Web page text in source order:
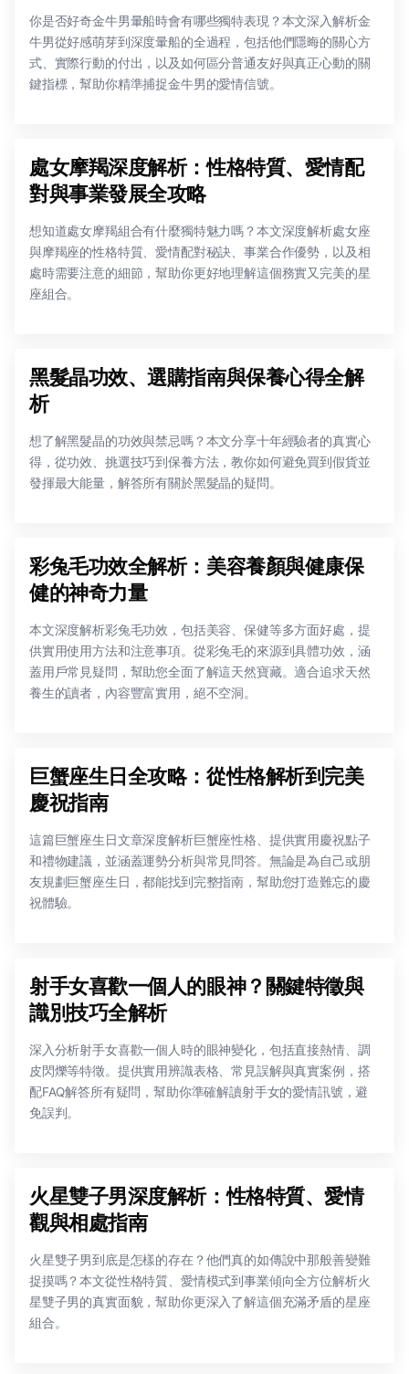
你是否好奇金牛男暈船時會有哪些獨特表現？本文深入解析金
牛男從好感萌芽到深度暈船的全過程，包括他們隱晦的關心方
式、實際行動的付出，以及如何區分普通友好與真正心動的關
鍵指標，幫助你精準捕捉金牛男的愛情信號。
處女摩羯深度解析：性格特質、愛情配
對與事業發展全攻略
想知道處女摩羯組合有什麼獨特魅力嗎？本文深度解析處女座
與摩羯座的性格特質、愛情配對秘訣、事業合作優勢，以及相
處時需要注意的細節，幫助你更好地理解這個務實又完美的星
座組合。
黑髮晶功效、選購指南與保養心得全解
析
想了解黑髮晶的功效與禁忌嗎？本文分享十年經驗者的真實心
得，從功效、挑選技巧到保養方法，教你如何避免買到假貨並
發揮最大能量，解答所有關於黑髮晶的疑問。
彩兔毛功效全解析：美容養顏與健康保
健的神奇力量
本文深度解析彩兔毛功效，包括美容、保健等多方面好處，提
供實用使用方法和注意事項。從彩兔毛的來源到具體功效，涵
蓋用戶常見疑問，幫助您全面了解這天然寶藏。適合追求天然
養生的讀者，內容豐富實用，絕不空洞。
巨蟹座生日全攻略：從性格解析到完美
慶祝指南
這篇巨蟹座生日文章深度解析巨蟹座性格、提供實用慶祝點子
和禮物建議，並涵蓋運勢分析與常見問答。無論是為自己或朋
友規劃巨蟹座生日，都能找到完整指南，幫助您打造難忘的慶
祝體驗。
射手女喜歡一個人的眼神？關鍵特徵與
識別技巧全解析
深入分析射手女喜歡一個人時的眼神變化，包括直接熱情、調
皮閃爍等特徵。提供實用辨識表格、常見誤解與真實案例，搭
配FAQ解答所有疑問，幫助你準確解讀射手女的愛情訊號，避
免誤判。
火星雙子男深度解析：性格特質、愛情
觀與相處指南
火星雙子男到底是怎樣的存在？他們真的如傳說中那般善變難
捉摸嗎？本文從性格特質、愛情模式到事業傾向全方位解析火
星雙子男的真實面貌，幫助你更深入了解這個充滿矛盾的星座
組合。